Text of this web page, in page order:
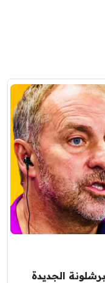
الجديدة